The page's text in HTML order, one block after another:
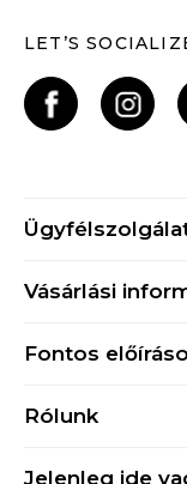
LET’S
Vásárlási
Visszatérítések
Ajándékkártya
Fontos
Sport & Bonus
Rólunk
Jelenleg ide